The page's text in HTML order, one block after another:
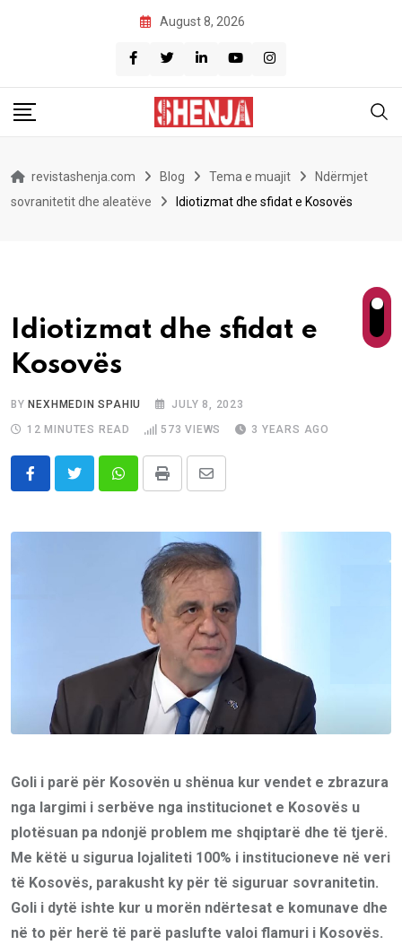
August 8, 2026
revistashenja.com Blog Tema e muajit
Ndërmjet
sovranitetit dhe aleatëve
Idiotizmat dhe sfidat e Kosovës
Idiotizmat dhe sfidat e
Kosovës
BY NEXHMEDIN SPAHIU
JULY 8, 2023
12 MINUTES READ
573 VIEWS 3 YEARS AGO
WhatsappPrint
Share
Email
Goli i parë për Kosovën u shënua kur vendet e zbrazura
nga largimi i serbëve nga institucionet e Kosovës u
plotësuan pa ndonjë problem me shqiptarë dhe të tjerë.
Me këtë u sigurua lojaliteti 100% i institucioneve në veri
të Kosovës, parakusht ky për të siguruar sovranitetin.
Goli i dytë ishte kur u morën ndërtesat e komunave dhe
në to për herë të parë paslufte valoi flamuri i Kosovës.